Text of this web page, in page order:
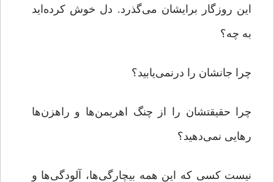
این روزگار برایشان می‌گذرد. دل خوش کرده‌اید
به چه؟
چرا جانشان را درنمی‌یابید؟
چرا حقیقتشان را از چنگ اهریمن‌ها و راهزن‌ها
رهایی نمی‌دهید؟
نیست کسی که این همه بیچارگی‌ها، آلودگی‌ها و